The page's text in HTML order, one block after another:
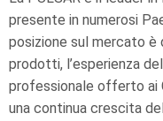
presente in numerosi
posizione sul mercato è
prodotti, l’esperienza
professionale offerto ai
una continua crescita